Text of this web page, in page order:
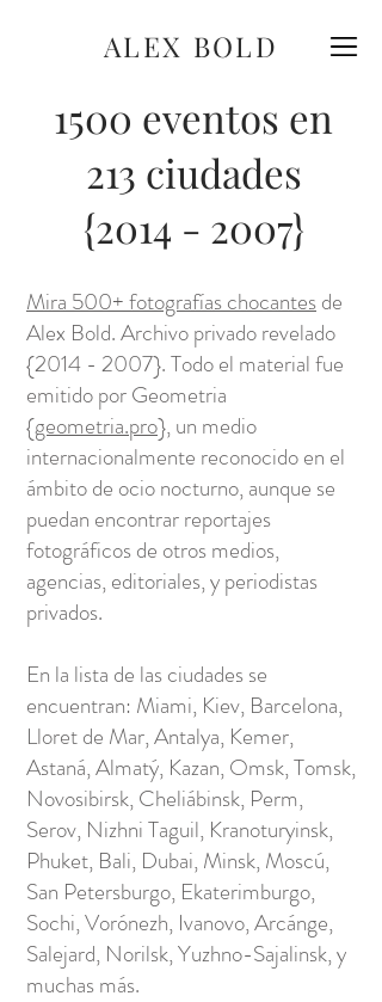
ALEX BOLD
1500 eventos en
213 ciudades
{2014 - 2007}
Mira 500+ fotografías chocantesde
Alex Bold. Archivo privado revelado
{2014 - 2007}. Todo el material fue
emitido por Geometria
{geometria.pro}, un medio
internacionalmente reconocido en el
ámbito de ocio nocturno, aunque se
puedan encontrar reportajes
fotográficos de otros medios,
agencias, editoriales, y periodistas
privados.
En la lista de las ciudades se
encuentran: Miami, Kiev, Barcelona,
Lloret de Mar, Antalya, Kemer,
Astaná, Almatý, Kazan, Omsk, Tomsk,
Novosibirsk, Cheliábinsk, Perm,
Serov, Nizhni Taguil, Kranoturyinsk,
Phuket, Bali, Dubai, Minsk, Moscú,
San Petersburgo, Ekaterimburgo,
Sochi, Vorónezh, Ivanovo, Arcánge,
Salejard, Norilsk, Yuzhno-Sajalinsk, y
muchas más.